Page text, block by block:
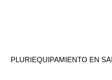
PLURIEQUIPAMIENTO EN